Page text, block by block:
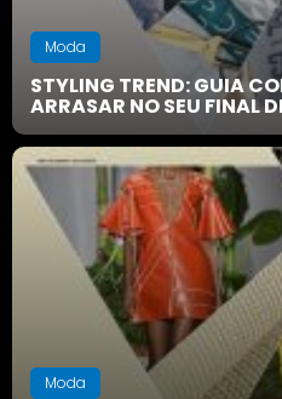
Moda
STYLING TREND: GUIA
ARRASAR NO SEU FINAL
Moda